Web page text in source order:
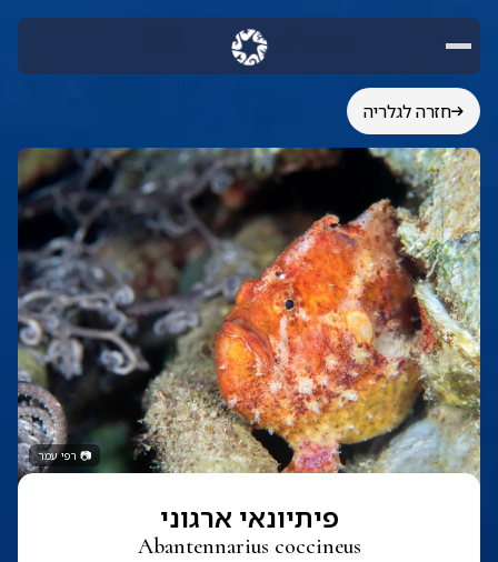
חזרה לגלריה
📷 רפי עמר
פיתיונאי ארגוני
Abantennarius coccineus